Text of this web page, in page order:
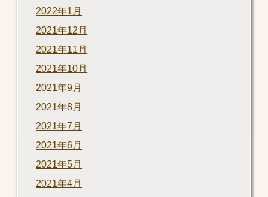
2022年1月
2021年12月
2021年11月
2021年10月
2021年9月
2021年8月
2021年7月
2021年6月
2021年5月
2021年4月